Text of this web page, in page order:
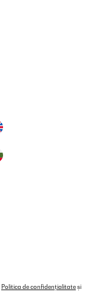
Politica de confidențialitateși